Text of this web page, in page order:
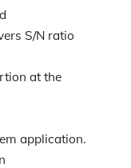
S/N ratio
at the
application.